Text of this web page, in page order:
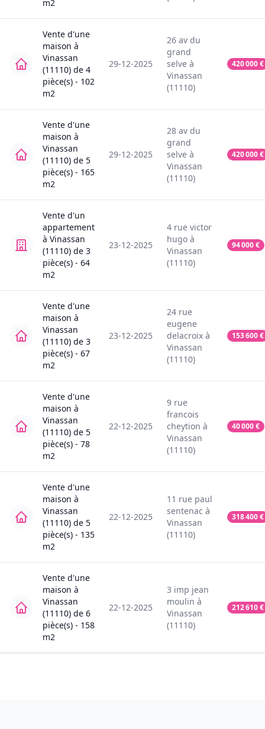
m2
Vente d'une
maison à
Vinassan
(11110) de 4
pièce(s) - 102
m2
29-12-2025
26 av du
grand
selve à
Vinassan
(11110)
420 000€
Vente d'une
maison à
Vinassan
(11110) de 5
pièce(s) - 165
m2
29-12-2025
28 av du
grand
selve à
Vinassan
(11110)
420 000€
Vente d'un
appartement
à Vinassan
(11110) de 3
pièce(s) - 64
m2
23-12-2025
4 rue victor
hugo à
Vinassan
(11110)
94 000€
Vente d'une
maison à
Vinassan
(11110) de 3
pièce(s) - 67
m2
23-12-2025
24 rue
eugene
delacroix à
Vinassan
(11110)
153 600€
Vente d'une
maison à
Vinassan
(11110) de 5
pièce(s) - 78
m2
22-12-2025
9 rue
francois
cheytion à
Vinassan
(11110)
40 000€
Vente d'une
maison à
Vinassan
(11110) de 5
pièce(s) - 135
m2
22-12-2025
11 rue paul
sentenac à
Vinassan
(11110)
318 400€
Vente d'une
maison à
Vinassan
(11110) de 6
pièce(s) - 158
m2
22-12-2025
3 imp jean
moulin à
Vinassan
(11110)
212 610€